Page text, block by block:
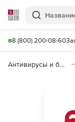
Softline
Поиск
8 (800) 200-08-60
Антивирусы и безопасность